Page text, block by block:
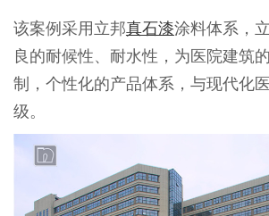
该案例采用立邦真石漆涂料体系，
良的耐候性、耐水性，为医院建筑
制，个性化的产品体系，与现代化
级。